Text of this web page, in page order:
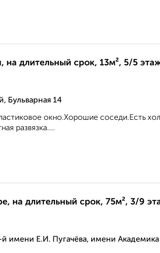
на длительный срок, 13м², 5/5
Бульварная 14
окно.Хорошие соседи.Есть
развязка....
на длительный срок, 75м², 3/9
имени Е.И. Пугачёва, имени